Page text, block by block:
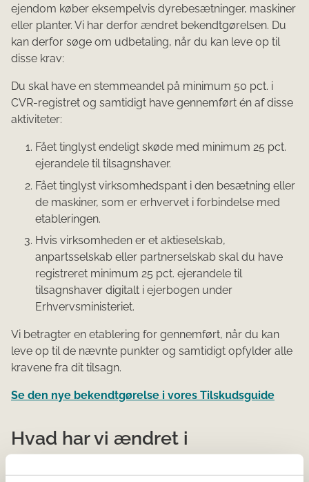
ejendom køber eksempelvis dyrebesætninger, maskiner
eller planter. Vi har derfor ændret bekendtgørelsen. Du
kan derfor søge om udbetaling, når du kan leve op til
disse krav:
Du skal have en stemmeandel på minimum 50 pct. i
CVR-registret og samtidigt have gennemført én af disse
aktiviteter:
Fået tinglyst endeligt skøde med minimum 25 pct.
ejerandele til tilsagnshaver.
Fået tinglyst virksomhedspant i den besætning eller
de maskiner, som er erhvervet i forbindelse med
etableringen.
Hvis virksomheden er et aktieselskab,
anpartsselskab eller partnerselskab skal du have
registreret minimum 25 pct. ejerandele til
tilsagnshaver digitalt i ejerbogen under
Erhvervsministeriet.
Vi betragter en etablering for gennemført, når du kan
leve op til de nævnte punkter og samtidigt opfylder alle
kravene fra dit tilsagn.
Se den nye bekendtgørelse i vores Tilskudsguide
Hvad har vi ændret i